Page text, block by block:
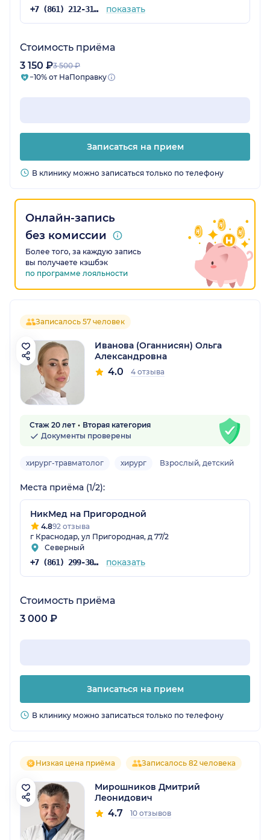
+7 (861) 212-31-28 показать
Стоимость приёма
3 150 ₽3 500 ₽
−10% от НаПоправку
Записаться на прием
В клинику можно записаться только по телефону
Онлайн-запись
без комиссии
Более того, за каждую запись
вы получаете кэшбэк
по программе лояльности
Записалось 57 человек
Иванова (Оганнисян) Ольга
Александровна
4.0 4 отзыва
Стаж 20 лет
Вторая категория
Документы проверены
хирург-травматолог хирург Взрослый, детский
Места приёма (1/2):
НикМед на Пригородной
4.892 отзыва
г Краснодар, ул Пригородная, д 77/2
Северный
+7 (861) 299-30-54 показать
Стоимость приёма
3 000 ₽
Записаться на прием
В клинику можно записаться только по телефону
Низкая цена приёма Записалось 82 человека
Мирошников Дмитрий
Леонидович
4.7 10 отзывов